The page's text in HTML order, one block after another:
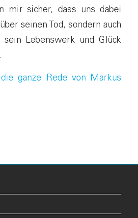
mir sicher, dass uns dabei
seinen Tod, sondern auch
Lebenswerk und Glück
ganze Rede von Markus